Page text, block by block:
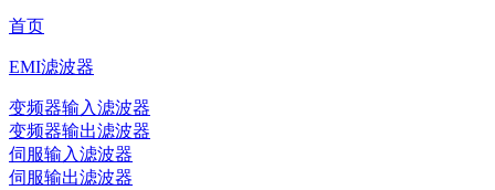
首页
EMI滤波器
变频器输入滤波器
变频器输出滤波器
伺服输入滤波器
伺服输出滤波器